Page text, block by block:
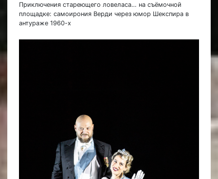
Приключения стареющего ловеласа… на съёмочной
площадке: самоирония Верди через юмор Шекспира в
антураже 1960-х